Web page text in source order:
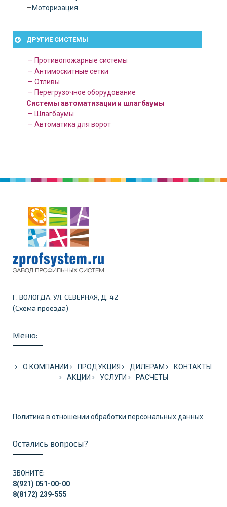
—Моторизация
ДРУГИЕ СИСТЕМЫ
— Противопожарные системы
— Антимоскитные сетки
— Отливы
— Перегрузочное оборудование
Системы автоматизации и шлагбаумы
— Шлагбаумы
— Автоматика для ворот
Г. ВОЛОГДА, УЛ. СЕВЕРНАЯ, Д. 42
(Схема проезда)
Меню:
О КОМПАНИИ ПРОДУКЦИЯ ДИЛЕРАМ
КОНТАКТЫ
АКЦИИ
УСЛУГИ РАСЧЕТЫ
Политика в отношении обработки персональных данных
Остались вопросы?
ЗВОНИТЕ:
8(921) 051-00-00
8(8172) 239-555